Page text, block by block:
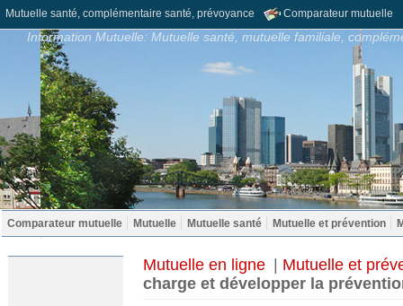
Mutuelle santé, complémentaire santé, prévoyance Comparateur mutuelle
Information Mutuelle: Mutuelle santé, mutuelle familiale,
Comparateur mutuelle Mutuelle Mutuelle santé Mutuelle et prévention
Mutuelle en ligne
Mutuelle et
charge et développer la